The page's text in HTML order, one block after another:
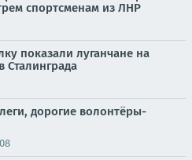
спортсменам из ЛНР
показали луганчане на
Сталинграда
дорогие волонтёры-